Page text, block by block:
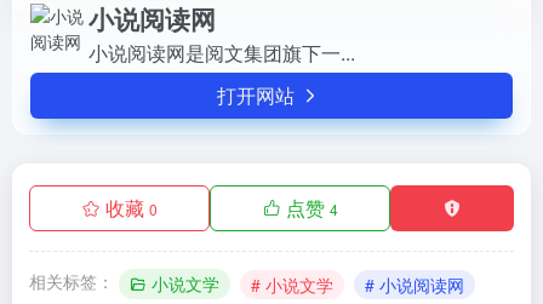
小说阅读网
小说阅读网是阅文集团旗下一...
打开网站
收藏 0 点赞 4
相关标签： 小说文学 # 小说文学 # 小说阅读网